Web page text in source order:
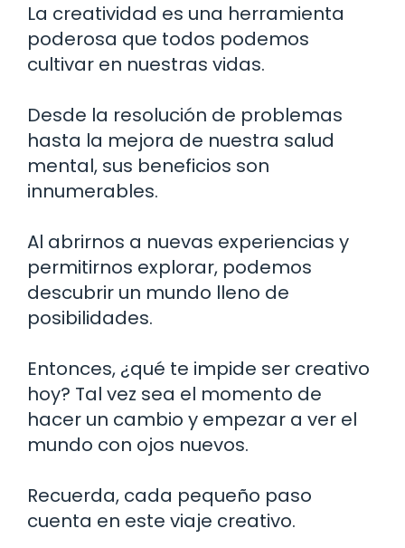
La creatividad es una herramienta
poderosa que todos podemos
cultivar en nuestras vidas.
Desde la resolución de problemas
hasta la mejora de nuestra salud
mental, sus beneficios son
innumerables.
Al abrirnos a nuevas experiencias y
permitirnos explorar, podemos
descubrir un mundo lleno de
posibilidades.
Entonces, ¿qué te impide ser creativo
hoy? Tal vez sea el momento de
hacer un cambio y empezar a ver el
mundo con ojos nuevos.
Recuerda, cada pequeño paso
cuenta en este viaje creativo.